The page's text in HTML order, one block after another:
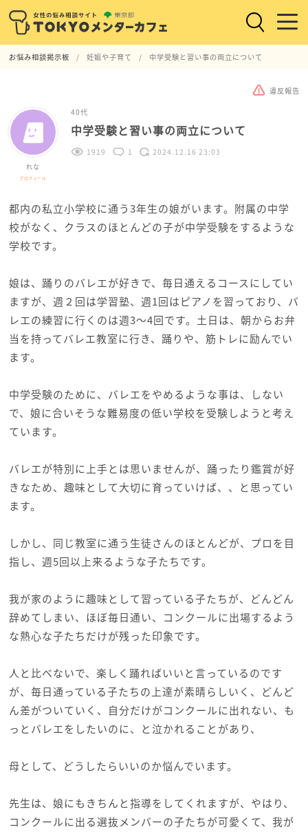
お悩み相談掲示板 妊娠や子育て 中学受験と習い事の両立について
違反報告
れな
プロフィール
40代
中学受験と習い事の両立について
1919 1 2024.12.16 23:03
都内の私立小学校に通う3年生の娘がいます。附属の中学
校がなく、クラスのほとんどの子が中学受験をするような
学校です。
娘は、踊りのバレエが好きで、毎日通えるコースにしてい
ますが、週２回は学習塾、週1回はピアノを習っており、バ
レエの練習に行くのは週3〜4回です。土日は、朝からお弁
当を持ってバレエ教室に行き、踊りや、筋トレに励んでい
ます。
中学受験のために、バレエをやめるような事は、しない
で、娘に合いそうな難易度の低い学校を受験しようと考え
ています。
バレエが特別に上手とは思いませんが、踊ったり鑑賞が好
きなため、趣味として大切に育っていけば、、と思ってい
ます。
しかし、同じ教室に通う生徒さんのほとんどが、プロを目
指し、週5回以上来るような子たちです。
我が家のように趣味として習っている子たちが、どんどん
辞めてしまい、ほぼ毎日通い、コンクールに出場するよう
な熱心な子たちだけが残った印象です。
人と比べないで、楽しく踊ればいいと言っているのです
が、毎日通っている子たちの上達が素晴らしいく、どんど
ん差がついていく、自分だけがコンクールに出れない、も
っとバレエをしたいのに、と泣かれることがあり、
母として、どうしたらいいのか悩んでいます。
先生は、娘にもきちんと指導をしてくれますが、やはり、
コンクールに出る選抜メンバーの子たちが可愛くて、我が